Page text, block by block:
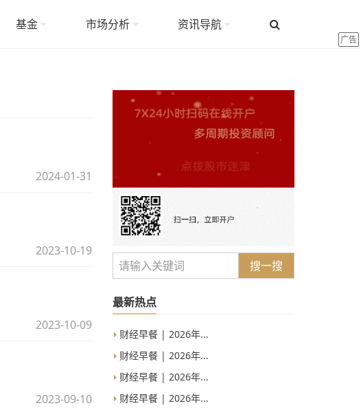
基金 市场分析 资讯导航
广告
2024-01-31
2023-10-19
2023-10-09
2023-09-10
搜一搜
最新热点
财经早餐 | 2026年...
财经早餐 | 2026年...
财经早餐 | 2026年...
财经早餐 | 2026年...